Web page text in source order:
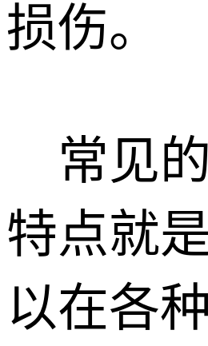
损伤。
常见的
特点就
以在各